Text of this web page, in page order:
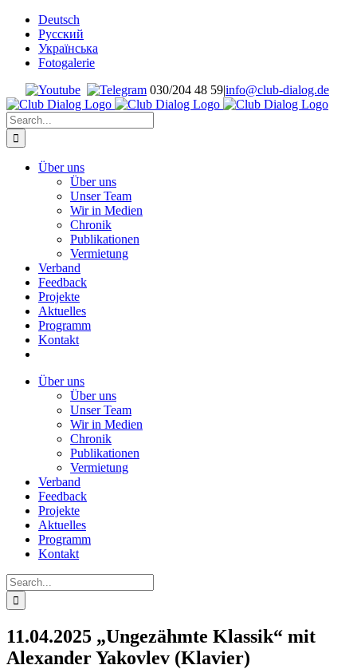
Skip
content
Deutsch
Русский
Українська
Fotogalerie
030/204 48 59|info@club-dialog.de
Search
for:
Über uns
Über uns
Unser Team
Wir in Medien
Chronik
Publikationen
Vermietung
Verband
Feedback
Projekte
Aktuelles
Programm
Kontakt
Über uns
Über uns
Unser Team
Wir in Medien
Chronik
Publikationen
Vermietung
Verband
Feedback
Projekte
Aktuelles
Programm
Kontakt
Search
for:
11.04.2025 „Ungezähmte Klassik“ mit
Alexander Yakovlev (Klavier)